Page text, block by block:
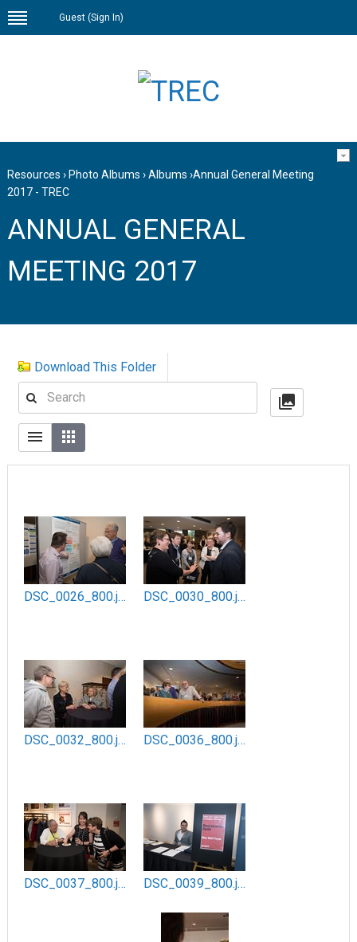
Guest (Sign In)
Resources › Photo Albums ›Albums ›Annual General Meeting
2017 - TREC
ANNUAL GENERAL
MEETING 2017
Download This Folder
DSC_0026_800.jpg DSC_0030_800.jpg
DSC_0032_800.jpg DSC_0036_800.jpg
DSC_0037_800.jpg DSC_0039_800.jpg